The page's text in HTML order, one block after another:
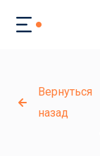
Вернуться
назад